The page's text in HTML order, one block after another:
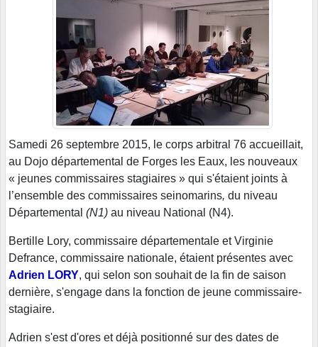
Samedi 26 septembre 2015, le corps arbitral 76 accueillait,
au Dojo départemental de Forges les Eaux, les nouveaux
« jeunes commissaires stagiaires » qui s'étaient joints à
l’ensemble des commissaires seinomarins, du niveau
Départemental (N1) au niveau National (N4).
Bertille Lory, commissaire départementale et Virginie
Defrance, commissaire nationale, étaient présentes avec
Adrien LORY, qui selon son souhait de la fin de saison
dernière, s'engage dans la fonction de jeune commissaire-
stagiaire.
Adrien s'est d'ores et déjà positionné sur des dates de